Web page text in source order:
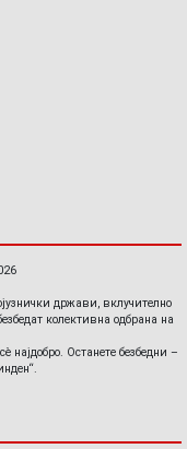
држави, вклучително
колективна одбрана на
Останете безбедни –